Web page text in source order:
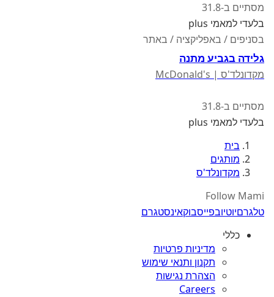
מסתיים ב-31.8
בלעדי למאמי plus
בסניפים / באפליקציה / באתר
גלידה בגביע מתנה
מקדונלד'ס | McDonald's
מסתיים ב-31.8
בלעדי למאמי plus
בית
מותגים
מקדונלד'ס
Follow Mami
טלגרםיוטיובפייסבוקאינסטגרם
כללי
מדיניות פרטיות
תקנון ותנאי שימוש
הצהרת נגישות
Careers